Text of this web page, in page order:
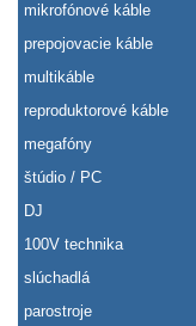
mikrofónové káble
prepojovacie káble
multikáble
reproduktorové káble
megafóny
štúdio / PC
DJ
100V technika
slúchadlá
parostroje